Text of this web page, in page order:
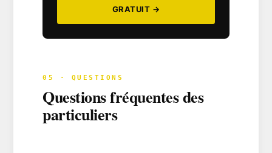
GRATUIT →
05 · QUESTIONS
Questions fréquentes des
particuliers